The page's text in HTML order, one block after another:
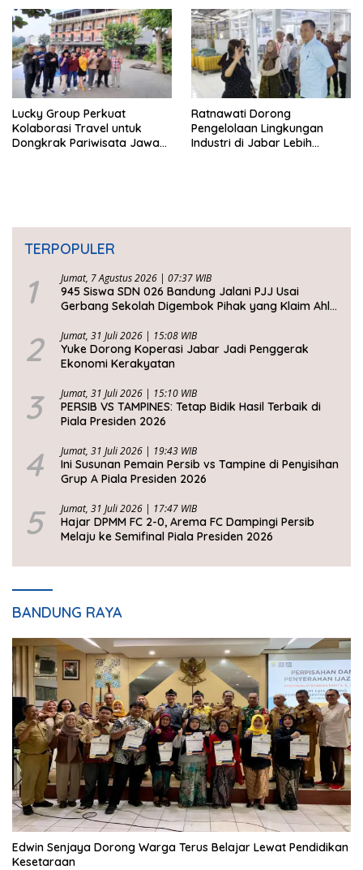
Lucky Group Perkuat
Kolaborasi Travel untuk
Dongkrak Pariwisata Jawa
Ratnawati Dorong
Pengelolaan Lingkungan
Industri di Jabar Lebih
TERPOPULER
1 Jumat, 7 Agustus 2026 | 07:37 WIB
945 Siswa SDN 026 Bandung Jalani PJJ Usai
Gerbang Sekolah Digembok Pihak yang Klaim Ahli
2 Jumat, 31 Juli 2026 | 15:08 WIB
Yuke Dorong Koperasi Jabar Jadi Penggerak
Ekonomi Kerakyatan
3 Jumat, 31 Juli 2026 | 15:10 WIB
PERSIB VS TAMPINES: Tetap Bidik Hasil Terbaik di
Piala Presiden 2026
4 Jumat, 31 Juli 2026 | 19:43 WIB
Ini Susunan Pemain Persib vs Tampine di Penyisihan
Grup A Piala Presiden 2026
5 Jumat, 31 Juli 2026 | 17:47 WIB
Hajar DPMM FC 2-0, Arema FC Dampingi Persib
Melaju ke Semifinal Piala Presiden 2026
BANDUNG RAYA
Edwin Senjaya Dorong Warga Terus Belajar Lewat Pendidikan
Kesetaraan